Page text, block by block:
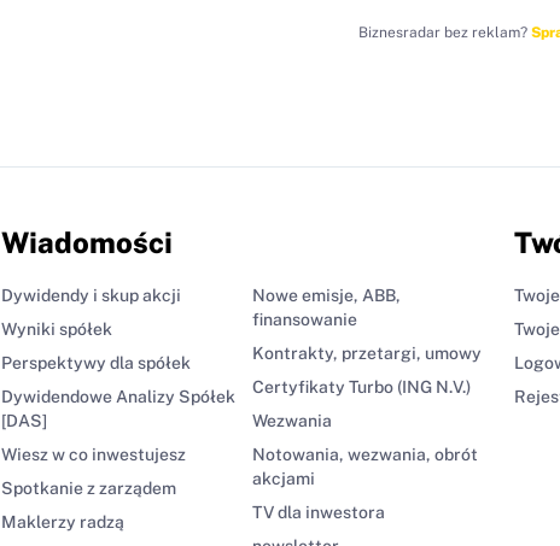
Biznesradar bez reklam?
Wiadomości
Dywidendy i skup akcji
Wyniki spółek
Perspektywy dla spółek
Dywidendowe Analizy Spółek
[DAS]
Wiesz w co inwestujesz
Spotkanie z zarządem
Maklerzy radzą
Nowe emisje, ABB,
finansowanie
Kontrakty, przetargi, umowy
Certyfikaty Turbo (ING N.V.)
Wezwania
Notowania, wezwania, obrót
akcjami
TV dla inwestora